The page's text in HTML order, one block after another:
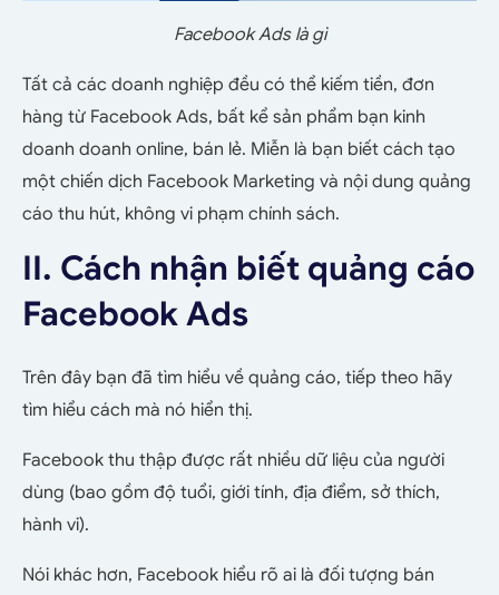
Facebook Ads là gì
Tất cả các doanh nghiệp đều có thể kiếm tiền, đơn
hàng từ Facebook Ads, bất kể sản phẩm bạn kinh
doanh doanh online, bán lẻ. Miễn là bạn biết cách tạo
một chiến dịch Facebook Marketing và nội dung quảng
cáo thu hút, không vi phạm chính sách.
II. Cách nhận biết quảng cáo
Facebook Ads
Trên đây bạn đã tìm hiểu về quảng cáo, tiếp theo hãy
tìm hiểu cách mà nó hiển thị.
Facebook thu thập được rất nhiều dữ liệu của người
dùng (bao gồm độ tuổi, giới tính, địa điểm, sở thích,
hành vi).
Nói khác hơn, Facebook hiểu rõ ai là đối tượng bán